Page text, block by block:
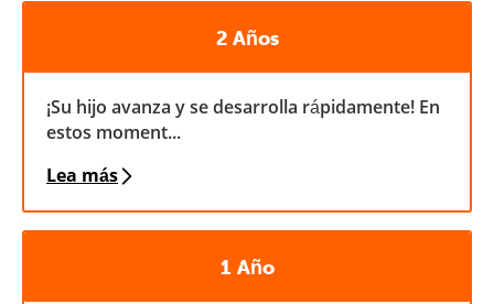
2 Años
¡Su hijo avanza y se desarrolla rápidamente! En
estos moment...
Lea más
1 Año